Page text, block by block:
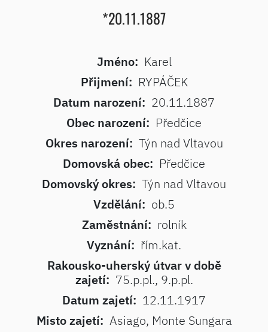
*20.11.1887
Jméno: Karel
Přijmení: RYPÁČEK
Datum narození: 20.11.1887
Obec narození: Předčice
Okres narození: Týn nad Vltavou
Domovská obec: Předčice
Domovský okres: Týn nad Vltavou
Vzdělání: ob.5
Zaměstnání: rolník
Vyznání: řím.kat.
Rakousko-uherský útvar v době
zajetí: 75.p.pl., 9.p.pl.
Datum zajetí: 12.11.1917
Misto zajetí: Asiago, Monte Sungara